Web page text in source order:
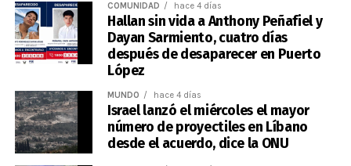
COMUNIDAD hace 4 días
Hallan sin vida a Anthony Peñafiel y
Dayan Sarmiento, cuatro días
después de desaparecer en Puerto
López
MUNDO hace 4 días
Israel lanzó el miércoles el mayor
número de proyectiles en Líbano
desde el acuerdo, dice la ONU